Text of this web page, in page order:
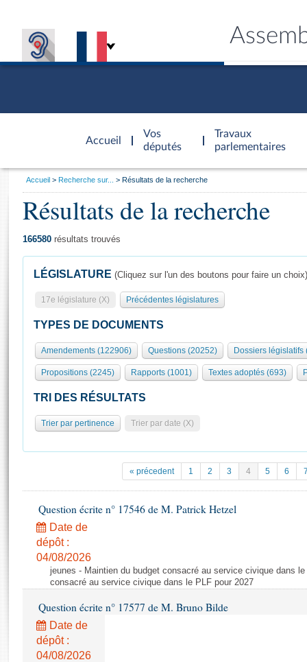
Accueil
d'accueil
Vos
députés
Travaux
parlementaires
Présidence
577 députés
Groupes politiques
Séance publique
Commissions et autres organes
Europe et International
Pétitions
Projets de loi
Propositions de loi
Amendements
Textes adoptés
Rapports législatifs
Rapports sur l'application des lois
Général
Rôle et pouvoirs de l'Assemblée
Organisation de l'Assemblée
Présidence Conférence des Présidents Bureau Collège des
Statistiques et chiffres clés
Documents de référence
( Constitution | Règlement de l'Assemblée ... )
Histoire
Juniors
Anciennes législatures
Visiter l'Assemblée
Visite virtuelle du palais Bourbon
Assister à une séance
Contacts et plan d'accès
Photos libres de droit
Vous
Accueil Recherche sur... Résultats de la recherche
Résultats de la recherche
166580 résultats trouvés
LÉGISLATURE (Cliquez sur l'un des boutons pour faire un choix)
17e législature (X) Précédentes législatures
TYPES DE DOCUMENTS
Amendements (122906) Questions (20252) Dossiers législatifs
Propositions (2245) Rapports (1001) Textes adoptés (693)
TRI DES RÉSULTATS
Trier par pertinence Trier par date (X)
« précedent 1 2 3 4 5 6
Question écrite n° 17546 de M. Patrick Hetzel
Date de
dépôt :
04/08/2026
jeunes - Maintien du budget consacré au service civique dans
consacré au service civique dans le PLF pour 2027
Question écrite n° 17577 de M. Bruno Bilde
Date de
dépôt :
04/08/2026